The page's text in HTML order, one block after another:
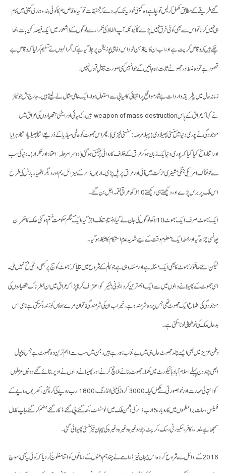
گئے طریقے کے مطابق مکمل کر لیں تو چاہے وہ کمپنی خود یہ تک کہہ دے کہ تحقیقات تو کیا، وقاص نام کا کوئی بندہ ہماری کمپنی میں کام
ہی نہیں کرتا تو اس سے بھی کوئی فرق نہیں پڑے گا کیونکہ آپ الفاظ کی تکرار سے لوگوں کے لاشعور میں ایک فیصلہ کن بات بٹھا
چکے ہیں کہ وقاص کرپٹ ہے اور اب ان کا اپنا ذہن خود اس دفاعی پوزیشن پر چلا گیا ہے کہ اگر انہوں نے تسلیم کرلیا کہ وقاص بے
قصور ہے تو وہ غلط اور جھوٹے ثابت ہوجائیں گے جو انہیں کسی صورت قابلِ قبول نہیں۔
زمانہ حال میں یہ طریقہ واردات بے شمار مواقع پر انتہائی کامیابی سے استعمال ہوا۔ ایک عالمی مثال لے لیتے ہیں۔ جارج بش جونیئر
نے کہا کہ عراق کے پاس weapon of mass destruction ہیں۔ کیمیائی اور ایٹمی ہتھیاروں کی عراق میں
موجودگی نے پوری دنیا میں سنسنی پھیلا دی (پہلا مرحلہ: سنسنی خیزی). پھر اس جھوٹ کو عالمی میڈیا کے ذریعے اتنا پھیلایا، اتنا دہرایا
اور اتنا راسخ کیا گیا کہ پوری دنیا یک زبان ہو کر عراق کے خلاف کاروائی پر متفق ہوگئی (دوسرا مرحلہ: اعتماد اور تکرار)۔ دنیا کی سب
سے خوفناک امریکی جنگی مشینری حرکت میں آئی اور عراق پر پل پڑی۔ اربوں ڈالر کے میزائل، بم اور دیگر ہتھیار بارش کی طرح
اس ملک پر برس پڑے اور دیکھتے ہی دیکھتے 10 لاکھ عراقی لقمہ اجل بن گئے۔
ایک جھوٹ، صرف ایک جھوٹ 10 لاکھ لوگوں کی جان لے گیا، ہنستا بستا ملک اجڑ گیا، ایک مستحکم حکومت ختم ہوگئی، ملک کا حکمران
پھانسی چڑھ گیا اور خطہ ایک نامعلوم وقت کے لیے شدید عدم استحکام کا شکار ہوگیا۔
لیکن اتنے طاقتور جھوٹ کا بھی ایک مسئلہ ہے اور مسئلہ وہی ہے جو کالم کے شروع میں بتایا کہ جھوٹ کو سچ پر کبھی دائمی فتح نہیں ملی۔
اسی جھوٹ کے پھیلانے والوں میں سے ایک اہم ترین کردار ٹونی بلئیر کو اعتراف کرنا پڑا کہ عراق میں ان خطرناک ہتھیاروں کی
موجودگی کی اطلاع ایک جھوٹ تھی جس پر وہ شرمندہ ہے۔ خیر اب ان کی شرمندگی نا تو ان مرے ہوؤں کو زندہ کر سکتی ہے نا ہی اس
بدحال ملک کی خوشحالی لوٹا سکتی ہے۔
وطن عزیز میں بھی ایسے چند جھوٹ حال ہی میں بے نقاب ہورہے ہیں۔ جن میں سب سے اہم ترین وہ جھوٹ ہے جس کا پول
ابھی چند دن پہلے اسلام آباد ہائیکورٹ میں کھلا۔ جھوٹ بنانے، لانچ کرنے اور پھیلانے والوں نے اوپر بتائے گئے دونوں مرحلوں
کو انتہائی مہارت اور خوبصورتی سے مکمل کیا۔ 3000 کروڑ کی منی لانڈرنگ، 1800 ارب روپے کی کرپشن، کھربوں روپے کے
فلیٹس، سات براعظموں میں کاروبار، 5 ارب ڈالر کی دشمن ملک میں انوسٹمنٹ، کھا گئے، پی گئے، ڈکار گئے، ہضم کر گئے، باپ کا مال
سمجھا ہے، غدار، کافر، سکیورٹی رسک، کرپٹ، چور وغیرہ وغیرہ وغیرہ کی ہیجان خیز سنسنی پھیلائی گئی۔
2016 کے اوائل سے شروع کردہ اس ہیجان خیز ڈرامے نے چند ہم وطنوں کے دماغوں کو اتنا مفلوج کر دیا کہ کوئی یہ بھی نا سوچ